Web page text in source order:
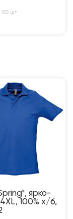
105 шт
ярко-
100% х/б,